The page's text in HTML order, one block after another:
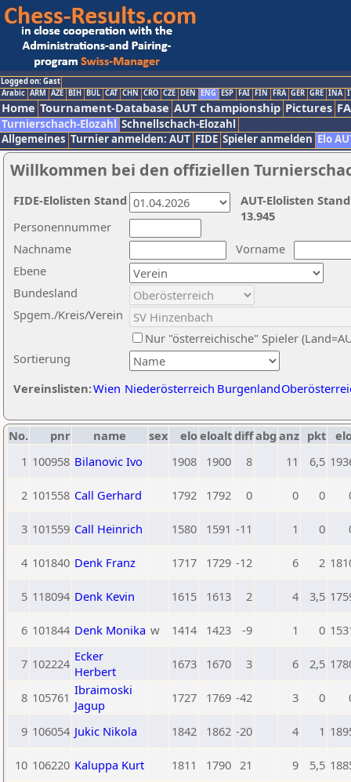
Logged on: Gast
Arabic ARM AZE BIH BUL CAT CHN CRO CZE DEN ENG ESP FAI FIN FRA GER GRE INA
Home Tournament-Database AUT championship Pictures
Turnierschach-Elozahl Schnellschach-Elozahl
Allgemeines Turnier anmelden: AUT FIDE Spieler anmelden Elo
Willkommen bei den offiziellen
Nachname
Vorname
Ebene
Sortierung
Personennummer
Bundesland
Spgem./Kreis/Verein
Nur "österreichische" Spieler
Vereinslisten:Wien Niederösterreich Burgenland
AUT-Elolisten
13.945
FIDE-Elolisten Stand
No. pnr name sex eloeloaltdiffabg anz pkt
1 100958 Bilanovic Ivo 1908 1900 8 11 6,5
2 101558 Call Gerhard 1792 1792 0 0 0
3 101559 Call Heinrich 1580 1591 -11 1 0
4 101840 Denk Franz 1717 1729 -12 6 2
5 118094 Denk Kevin 1615 1613 2 4 3,5
6 101844 Denk Monika w 1414 1423 -9 1 0
7 102224 Ecker
Herbert
1673 1670 3 6 2,5
8 105761 Ibraimoski
Jagup
1727 1769 -42 3 0
9 106054 Jukic Nikola 1842 1862 -20 4 1
10 106220 Kaluppa Kurt 1811 1790 21 9 5,5